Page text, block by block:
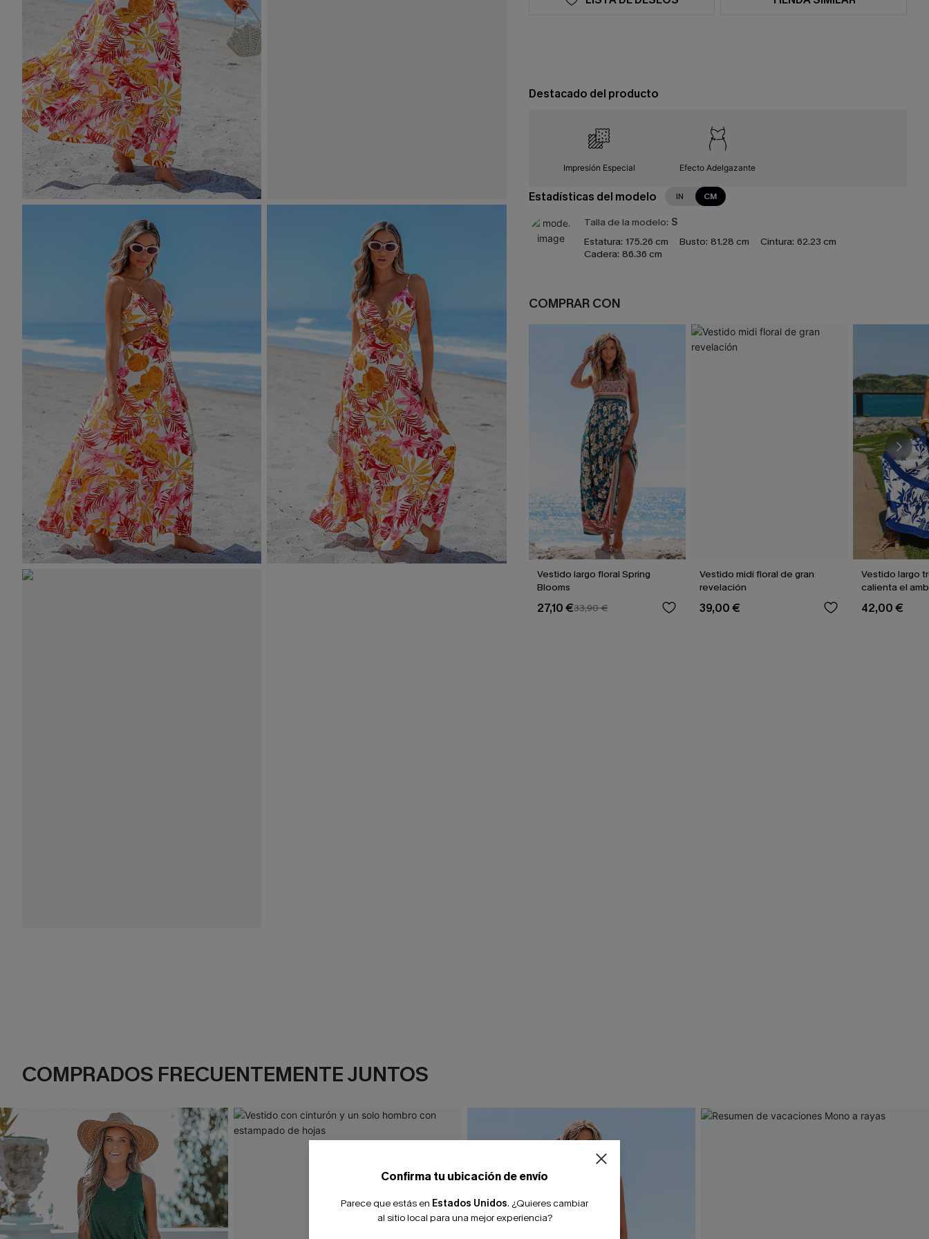
Destacado del producto
Impresión Especial Efecto Adelgazante
Estadísticas del modelo IN CM
Talla de la modelo: S
Estatura: 175.26 cm Busto: 81.28 cm Cintura: 62.23 cm
Cadera: 86.36 cm
COMPRAR CON
Vestido largo floral Spring
Blooms
27,10 €33,90 €
Vestido midi floral de gran
revelación
39,00 €
Vestido largo
calienta el
42,00 €
COMPRADOS FRECUENTEMENTE JUNTOS
Confirma tu ubicación de envío
Parece que estás en Estados Unidos. ¿Quieres cambiar
al sitio local para una mejor experiencia?
-10% extra sin compra mínima